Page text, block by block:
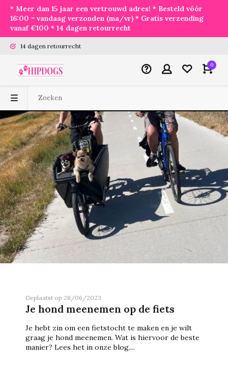
* Meer dan 15 jaar een vertrouwd adres! * Besteld vóór
16:00 = vandaag verzonden (ma/vr) * Gratis verzending
vanaf €100 * 14 dagen retourrecht
14 dagen retourrecht
0
Geplaatst op 28/06/2023
Je hond meenemen op de fiets
Je hebt zin om een fietstocht te maken en je wilt
graag je hond meenemen. Wat is hiervoor de beste
manier? Lees het in onze blog....